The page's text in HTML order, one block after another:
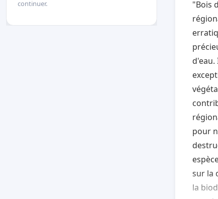
"Bois
pour
sur la
la
continuer.